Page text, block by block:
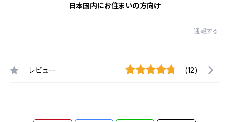
日本国内にお住まいの方向け
通報する
レビュー (12)